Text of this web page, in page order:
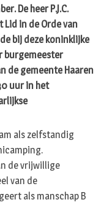
De heer P.J.C.
in de Orde van
bij deze koninklijke
burgemeester
de gemeente Haaren
uur in het
als zelfstandig
de vrijwillige
van de
als manschap B